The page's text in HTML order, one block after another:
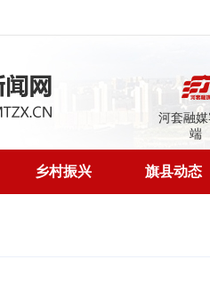
河套融
端
乡村振兴 旗县动态